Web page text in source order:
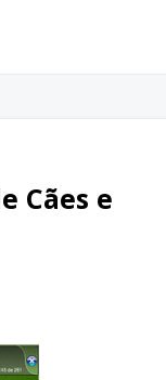
Cães e